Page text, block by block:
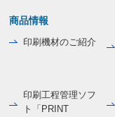
商品情報
印刷機材のご紹介
印刷工程管理ソフ
ト「PRINT